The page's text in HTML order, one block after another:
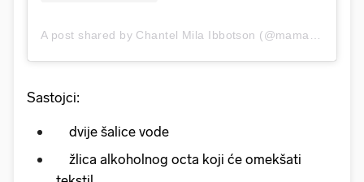
Sastojci:
dvije šalice vode
žlica alkoholnog octa koji će omekšati